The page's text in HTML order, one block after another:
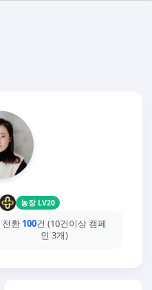
농장 LV20
전환 100건 (10건이상 캠페
인 3개)